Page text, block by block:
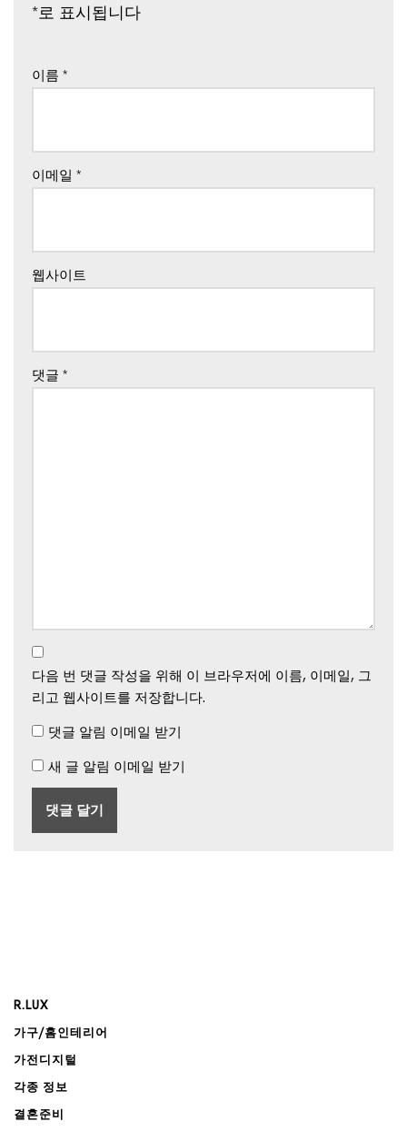
*로 표시됩니다
이름 *
이메일 *
웹사이트
댓글 *
다음 번 댓글 작성을 위해 이 브라우저에 이름, 이메일, 그
리고 웹사이트를 저장합니다.
댓글 알림 이메일 받기
새 글 알림 이메일 받기
R.LUX
가구/홈인테리어
가전디지털
각종 정보
결혼준비